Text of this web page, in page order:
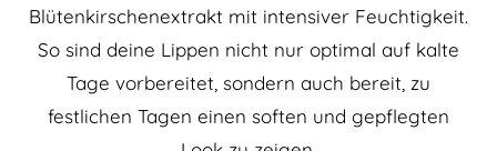
Blütenkirschenextrakt mit intensiver Feuchtigkeit.
So sind deine Lippen nicht nur optimal auf kalte
Tage vorbereitet, sondern auch bereit, zu
festlichen Tagen einen soften und gepflegten